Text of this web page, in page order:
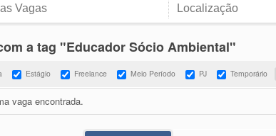
a tag "Educador Sócio Ambiental"
Estágio Freelance Meio Período PJ Temporário
vaga encontrada.